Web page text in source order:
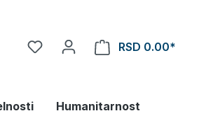
RSD 0.00*
Humanitarnost